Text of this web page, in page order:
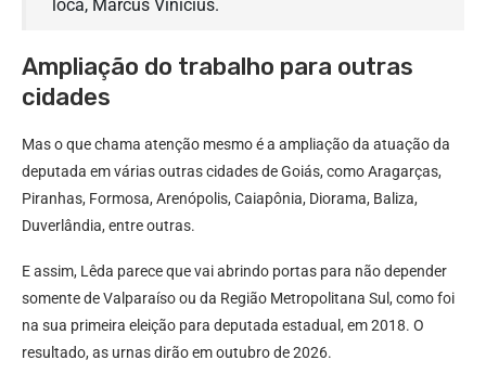
loca, Marcus Vinicius.
Ampliação do trabalho para outras
cidades
Mas o que chama atenção mesmo é a ampliação da atuação da
deputada em várias outras cidades de Goiás, como Aragarças,
Piranhas, Formosa, Arenópolis, Caiapônia, Diorama, Baliza,
Duverlândia, entre outras.
E assim, Lêda parece que vai abrindo portas para não depender
somente de Valparaíso ou da Região Metropolitana Sul, como foi
na sua primeira eleição para deputada estadual, em 2018. O
resultado, as urnas dirão em outubro de 2026.